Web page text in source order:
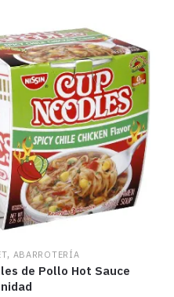
, ABARROTERÍA
de Pollo Hot Sauce